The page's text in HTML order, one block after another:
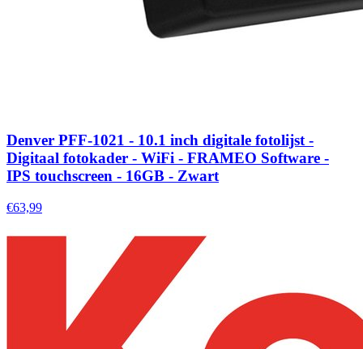
Denver PFF-1021 - 10.1 inch digitale fotolijst -
Digitaal fotokader - WiFi - FRAMEO Software -
IPS touchscreen - 16GB - Zwart
€63,99